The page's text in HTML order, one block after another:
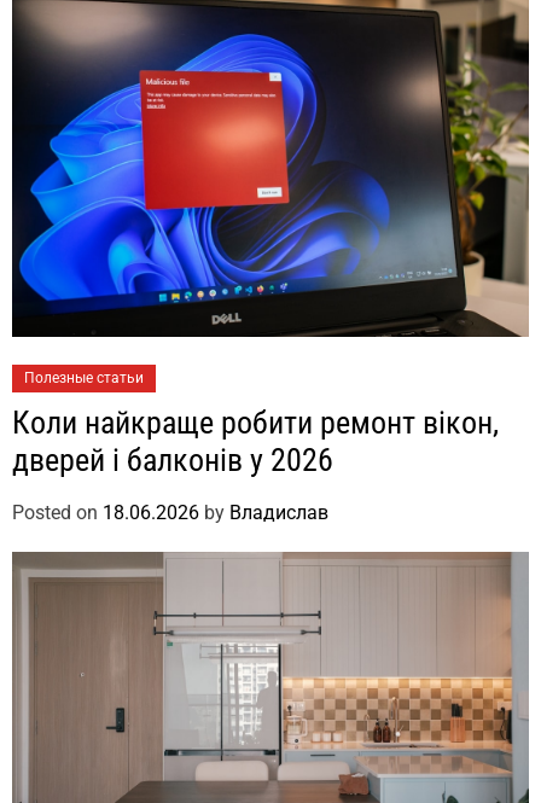
Полезные статьи
Коли найкраще робити ремонт вікон,
дверей і балконів у 2026
Posted on 18.06.2026 by Владислав